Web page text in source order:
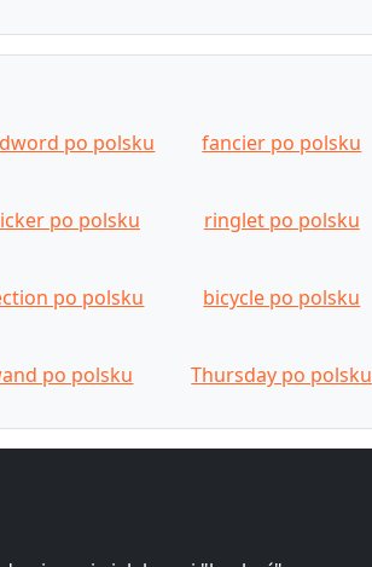
po polsku fancier po polsku
po polsku ringlet po polsku
po polsku bicycle po polsku
po polsku Thursday po polsku